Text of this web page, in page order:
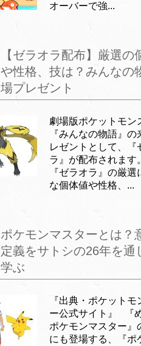
オーバーで強...
【ゼラオラ配布】厳選の
や性格、技は？みんなの
場プレゼント
劇場版ポケットモン
『みんなの物語』の
レゼントとして、『
ラ』が配布されます
『ゼラオラ』の厳選
な個体値や性格、...
ポケモンマスターとは？
定義をサトシの26年を通
学ぶ
『出典・ポケットモ
ー公式サイト』 『
ポケモンマスター』
にも登場する、『ポ